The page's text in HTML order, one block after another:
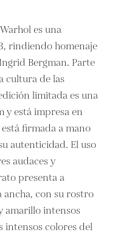
es una
rindiendo homenaje
Bergman. Parte
cultura de las
limitada es una
y está impresa en
firmada a mano
autenticidad. El uso
audaces y
presenta a
ancha, con su rostro
amarillo intensos
intensos colores del